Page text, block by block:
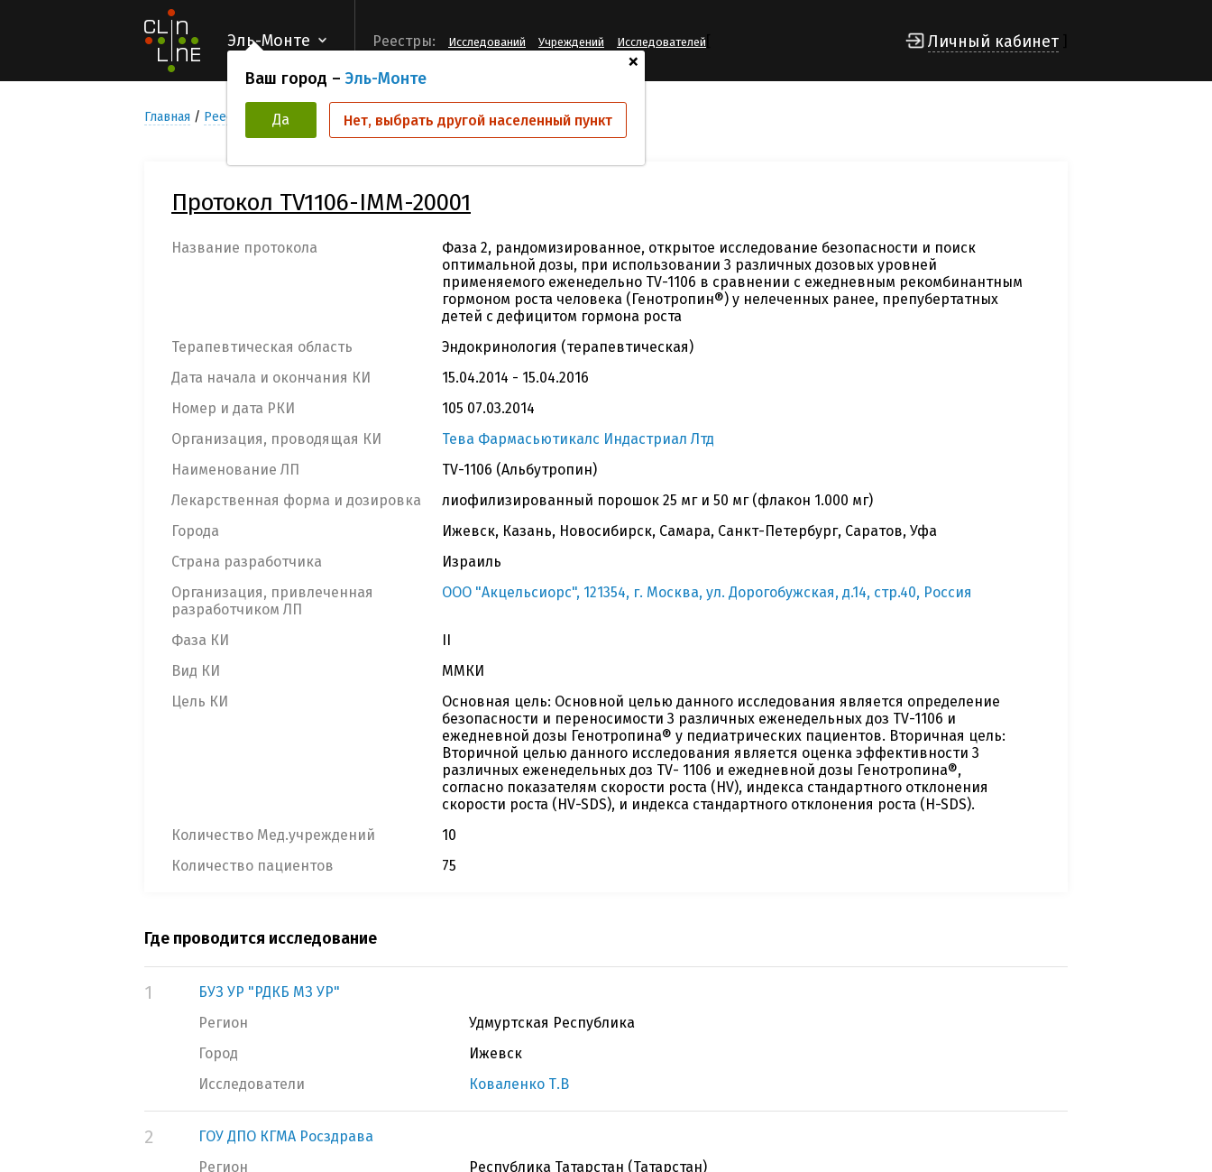
Эль-Монте
+
Ваш город – Эль-Монте
Да Нет, выбрать другой населенный пункт
Реестры: Исследований Учреждений Исследователей Личный кабинет
Главная Реестр Клинических исследований TV1106-IMM-20001
Протокол TV1106-IMM-20001
Название протокола
Фаза 2, рандомизированное, открытое исследование безопасности и поиск
оптимальной дозы, при использовании 3 различных дозовых уровней
применяемого еженедельно TV-1106 в сравнении с ежедневным рекомбинантным
гормоном роста человека (Генотропин®) у нелеченных ранее, препубертатных
детей с дефицитом гормона роста
Терапевтическая область
Эндокринология (терапевтическая)
Дата начала и окончания КИ
15.04.2014 - 15.04.2016
Номер и дата РКИ
105 07.03.2014
Организация, проводящая КИ
Тева Фармасьютикалс Индастриал Лтд
Наименование ЛП
TV-1106 (Альбутропин)
Лекарственная форма и дозировка
лиофилизированный порошок 25 мг и 50 мг (флакон 1.000 мг)
Города
Ижевск, Казань, Новосибирск, Самара, Санкт-Петербург, Саратов, Уфа
Страна разработчика
Израиль
Организация, привлеченная
разработчиком ЛП
ООО "Акцельсиорс", 121354, г. Москва, ул. Дорогобужская, д.14, стр.40, Россия
Фаза КИ
II
Вид КИ
ММКИ
Цель КИ
Основная цель: Основной целью данного исследования является определение
безопасности и переносимости 3 различных еженедельных доз TV-1106 и
ежедневной дозы Генотропина® у педиатрических пациентов. Вторичная цель:
Вторичной целью данного исследования является оценка эффективности 3
различных еженедельных доз TV- 1106 и ежедневной дозы Генотропина®,
согласно показателям скорости роста (HV), индекса стандартного отклонения
скорости роста (HV-SDS), и индекса стандартного отклонения роста (H-SDS).
Количество Мед.учреждений
10
Количество пациентов
75
Где проводится исследование
1
БУЗ УР "РДКБ МЗ УР"
Регион
Удмуртская Республика
Город
Ижевск
Исследователи
Коваленко Т.В
2
ГОУ ДПО КГМА Росздрава
Регион
Республика Татарстан (Татарстан)